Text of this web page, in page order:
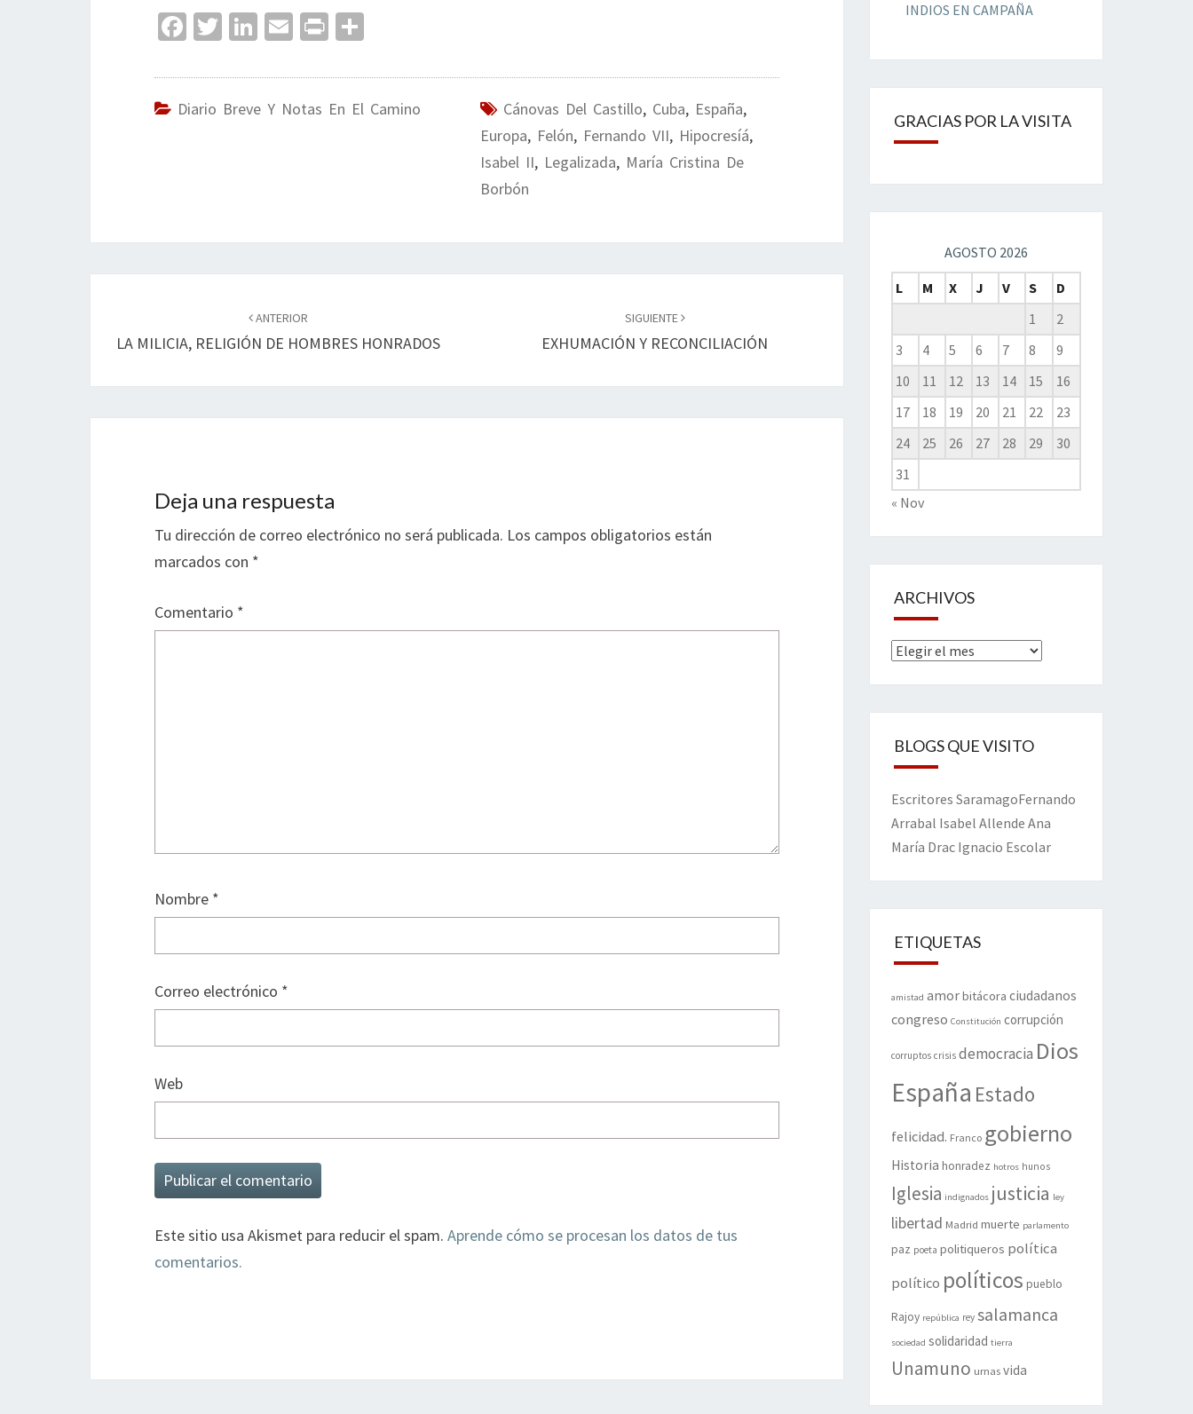
Fa
b
o
T
tt
er
Li
ke
dI
E
ai
l
Pr
t
m
p
Diario Breve Y Notas En El Camino Cánovas Del Castillo, Cuba, España,
Europa, Felón, Fernando VII, Hipocresíá,
Isabel II, Legalizada, María Cristina De
Borbón
entradas
ANTERIOR
LA MILICIA, RELIGIÓN DE HOMBRES HONRADOS
SIGUIENTE
EXHUMACIÓN Y RECONCILIACIÓN
Deja una respuesta
Tu dirección de correo electrónico no será publicada. Los campos obligatorios están
marcados con *
Comentario *
Nombre *
Correo electrónico *
Web
Este sitio usa Akismet para reducir el spam. Aprende cómo se procesan los datos de tus
comentarios.
INDIOS EN CAMPAÑA
GRACIAS POR LA VISITA
AGOSTO 2026
L
M X J V S
D
1
2
3
4 5 6 7 8
9
10
11 12 13 14 15
16
17
18 19 20 21 22
23
24
25 26 27 28 29
30
31
« Nov
ARCHIVOS
Archivos
BLOGS QUE VISITO
Escritores SaramagoFernando
Arrabal Isabel Allende Ana
María Drac Ignacio Escolar
ETIQUETAS
amistad amorbitácora ciudadanos
congreso Constitución corrupción
corruptos crisis democracia Dios
España Estado
felicidad. Franco gobierno
Historia honradez hotros hunos
Iglesia indignados justicia ley
libertad Madrid muerte parlamento
paz poeta politiqueros política
político políticos pueblo
Rajoy república rey salamanca
sociedad solidaridad tierra
Unamuno urnas vida